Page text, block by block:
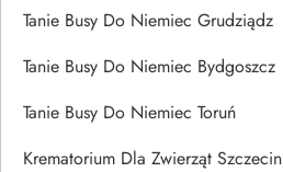
Tanie Busy Do Niemiec Grudziądz
Tanie Busy Do Niemiec Bydgoszcz
Tanie Busy Do Niemiec Toruń
Krematorium Dla Zwierząt Szczecin